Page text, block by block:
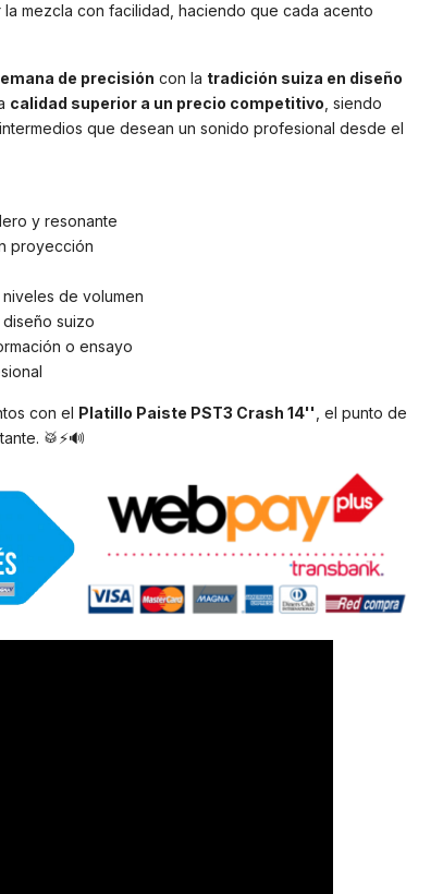
mezcla con facilidad, haciendo que cada acento
de precisión con la tradición suiza en diseño
calidad superior a un precio competitivo , siendo
que desean un sonido profesional desde el
y resonante
proyección
de volumen
suizo
o ensayo
con el Platillo Paiste PST3 Crash 14'', el punto de
🥁⚡🔊